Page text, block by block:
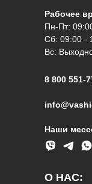
8 800 551-
Рабочее
Пн-Пт:
Сб: 09:00 -
Вс:
О НАС:
Наши